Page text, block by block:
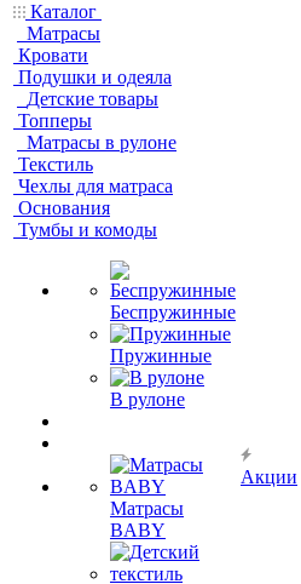
Каталог
Матрасы
Кровати
Подушки и одеяла
Детские товары
Топперы
Матрасы в рулоне
Текстиль
Чехлы для матраса
Основания
Тумбы и комоды
Беспружинные
Пружинные
В рулоне
Матрасы
BABY
Акции